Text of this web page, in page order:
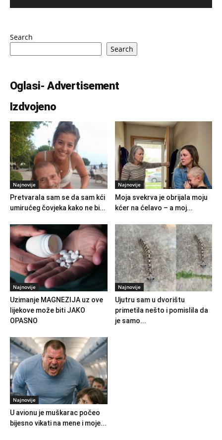
Search
Search
Oglasi- Advertisement
Izdvojeno
Najnovije
Pretvarala sam se da sam kći
umirućeg čovjeka kako ne bi...
Najnovije
Moja svekrva je obrijala moju
kćer na ćelavo – a moj...
Najnovije
Uzimanje MAGNEZIJA uz ove
lijekove može biti JAKO
OPASNO
Najnovije
Ujutru sam u dvorištu
primetila nešto i pomislila da
je samo...
Najnovije
U avionu je muškarac počeo
bijesno vikati na mene i moje...